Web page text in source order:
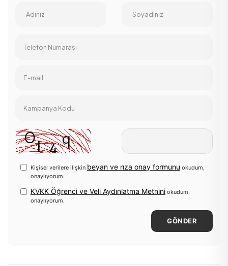
Adınız Soyadınız
Telefon Numarası
E-mail
Kampanya Kodu
Kişisel verilere ilişkin beyan ve rıza onay formunu okudum,
onaylıyorum.
KVKK Öğrenci ve Veli Aydınlatma Metnini okudum,
onaylıyorum.
GÖNDER